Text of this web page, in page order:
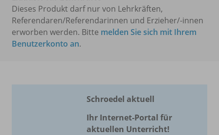
Dieses Produkt darf nur von Lehrkräften,
Referendaren/Referendarinnen und Erzieher/-innen
erworben werden. Bitte melden Sie sich mit Ihrem
Benutzerkonto an.
Schroedel aktuell
Ihr Internet-Portal für
aktuellen Unterricht!